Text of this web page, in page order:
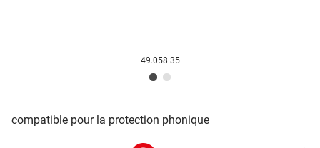
49.058.35
compatible pour la protection phonique